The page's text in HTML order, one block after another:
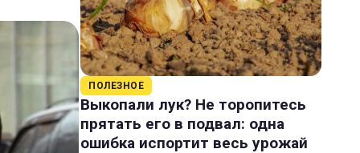
ПОЛЕЗНОЕ
Выкопали лук? Не торопитесь
прятать его в подвал: одна
ошибка испортит весь урожай